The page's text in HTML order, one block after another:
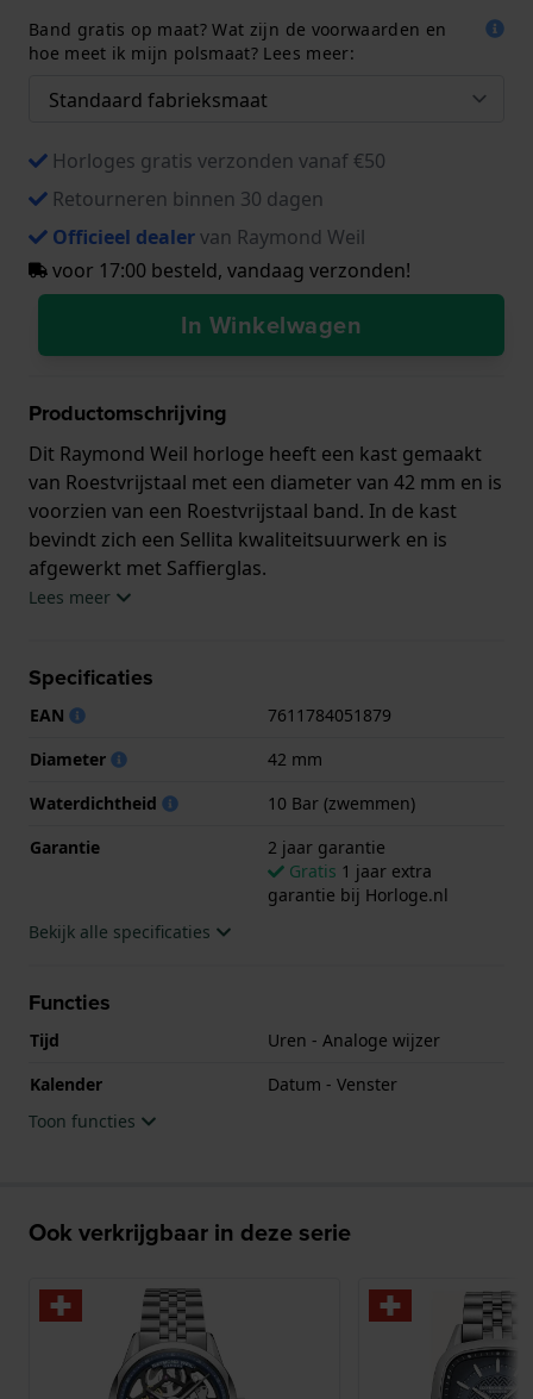
Band gratis op maat? Wat zijn de voorwaarden en
hoe meet ik mijn polsmaat? Lees meer:
Horloges gratis verzonden vanaf €50
Retourneren binnen 30 dagen
Officieel dealervan Raymond Weil
voor 17:00 besteld, vandaag verzonden!
In Winkelwagen
Productomschrijving
Dit Raymond Weil horloge heeft een kast gemaakt
van Roestvrijstaal met een diameter van 42 mm en is
voorzien van een Roestvrijstaal band. In de kast
bevindt zich een Sellita kwaliteitsuurwerk en is
afgewerkt met Saffierglas.
horloge geleverd met 2 jaar garantie.
Lees meer
Specificaties
EAN
7611784051879
Diameter
42 mm
Waterdichtheid
10 Bar (zwemmen)
Garantie
2 jaar garantie
Gratis 1 jaar extra
garantie bij Horloge.nl
Bekijk alle specificaties
Functies
Tijd
Uren - Analoge wijzer
Kalender
Datum - Venster
Toon functies
Ook verkrijgbaar in deze serie